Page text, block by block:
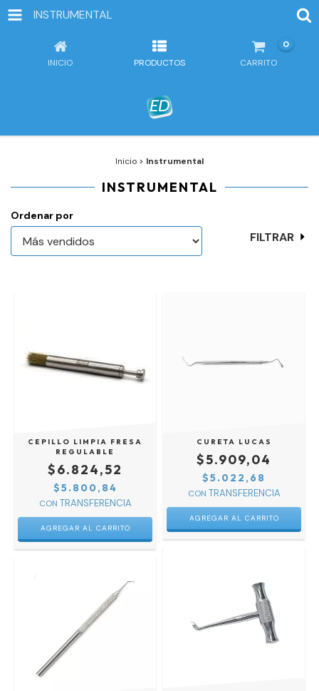
INSTRUMENTAL
INICIO PRODUCTOS CARRITO
0
Inicio > Instrumental
INSTRUMENTAL
Ordenar por
FILTRAR
CEPILLO LIMPIA FRESA
REGULABLE
$6.824,52
$5.800,84
CON
CURETA LUCAS
$5.909,04
$5.022,68
CON